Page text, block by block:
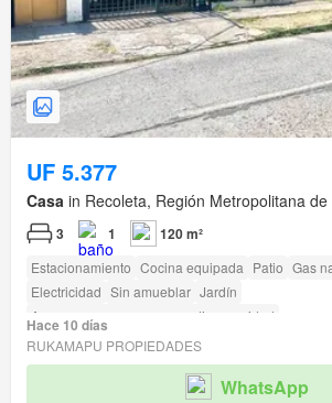
UF 5.377
Casa in Recoleta, Región Metropolitana de
3 1 120 m²
Estacionamiento Cocina equipada Patio Gas
Electricidad Sin amueblar Jardín
Acceso para personas con discapacidad
Hace 10 días
RUKAMAPU PROPIEDADES
WhatsApp